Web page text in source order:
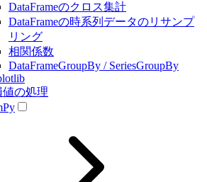
DataFrameのクロス集計
DataFrameの時系列データのリサンプ
リング
相関係数
DataFrameGroupBy / SeriesGroupBy
値の処理